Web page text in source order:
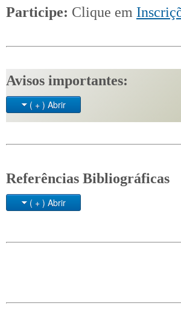
Participe: Clique em
Avisos importantes:
( + ) Abrir
Referências Bibliográficas
( + ) Abrir